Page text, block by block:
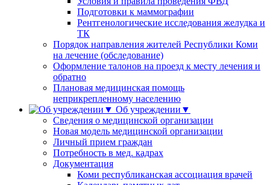
Подготовки к маммографии
Рентгенологические исследования желудка и
ТК
Порядок направления жителей Республики Коми
на лечение (обследование)
Оформление талонов на проезд к месту лечения и
обратно
Плановая медицинская помощь
неприкрепленному населению
Об учреждении▼
Сведения о медицинской организации
Новая модель медицинской организации
Личный прием граждан
Потребность в мед. кадрах
Документация
Коми республиканская ассоциация врачей